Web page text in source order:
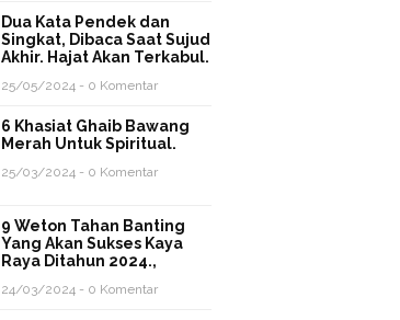
Dua Kata Pendek dan
Singkat, Dibaca Saat Sujud
Akhir. Hajat Akan Terkabul.
25/05/2024 - 0 Komentar
6 Khasiat Ghaib Bawang
Merah Untuk Spiritual.
25/03/2024 - 0 Komentar
9 Weton Tahan Banting
Yang Akan Sukses Kaya
Raya Ditahun 2024.,
24/03/2024 - 0 Komentar